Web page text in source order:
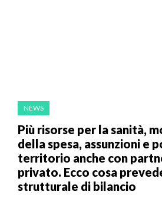
NEWS
Più risorse per la sanità,
della spesa, assunzioni e
territorio anche con
privato. Ecco cosa
strutturale di bilancio